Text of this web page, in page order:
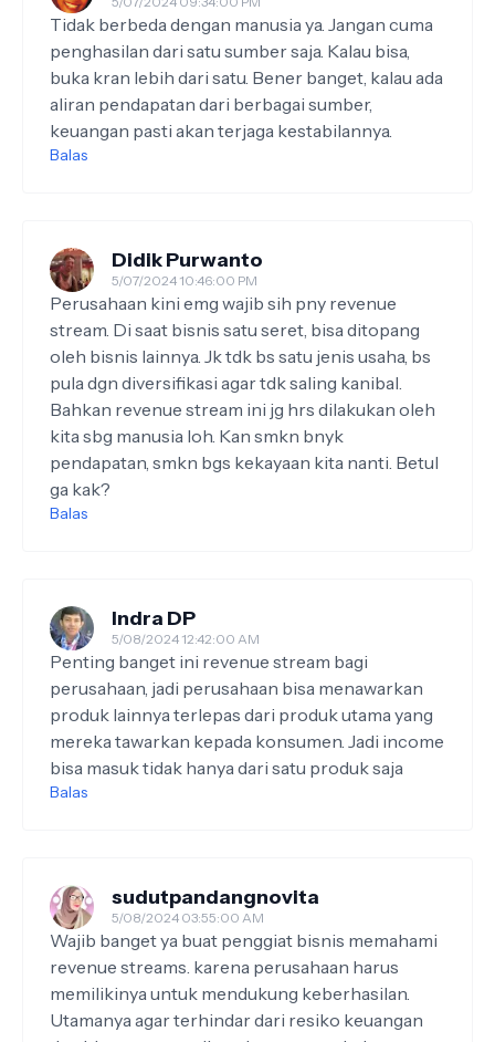
Tidak berbeda dengan manusia ya. Jangan cuma
penghasilan dari satu sumber saja. Kalau bisa,
buka kran lebih dari satu. Bener banget, kalau ada
aliran pendapatan dari berbagai sumber,
keuangan pasti akan terjaga kestabilannya.
Balas
Didik Purwanto
5/07/2024 10:46:00 PM
Perusahaan kini emg wajib sih pny revenue
stream. Di saat bisnis satu seret, bisa ditopang
oleh bisnis lainnya. Jk tdk bs satu jenis usaha, bs
pula dgn diversifikasi agar tdk saling kanibal.
Bahkan revenue stream ini jg hrs dilakukan oleh
kita sbg manusia loh. Kan smkn bnyk
pendapatan, smkn bgs kekayaan kita nanti. Betul
ga kak?
Balas
Indra DP
5/08/2024 12:42:00 AM
Penting banget ini revenue stream bagi
perusahaan, jadi perusahaan bisa menawarkan
produk lainnya terlepas dari produk utama yang
mereka tawarkan kepada konsumen. Jadi income
bisa masuk tidak hanya dari satu produk saja
Balas
sudutpandangnovita
5/08/2024 03:55:00 AM
Wajib banget ya buat penggiat bisnis memahami
revenue streams. karena perusahaan harus
memilikinya untuk mendukung keberhasilan.
Utamanya agar terhindar dari resiko keuangan